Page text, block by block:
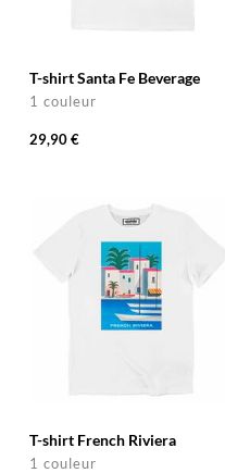
T-shirt Santa Fe Beverage
1 couleur
29,90 €
T-shirt French Riviera
1 couleur